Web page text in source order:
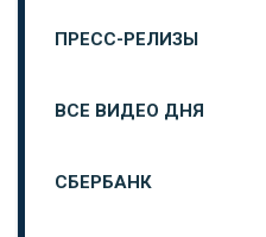
ПРЕСС-РЕЛИЗЫ
ВСЕ ВИДЕО ДНЯ
СБЕРБАНК